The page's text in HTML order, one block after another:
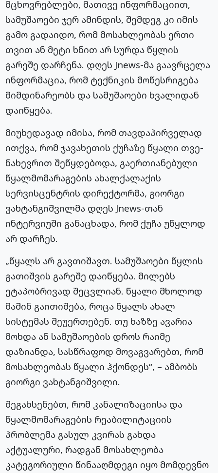
მცხოვრებლები, მათივე ინფორმაციით,
სამუშაოები ჯერ ამინდის, შემდეგ კი იმის
გამო გადაიდო, რომ მოსახლეობას ერთი
თვით ან მეტი ხნით არ სურდა წყლის
გარეშე დარჩენა. დღეს Jnews-მა გაავრცელა
ინფორმაცია, რომ ტექნიკის მოწესრიგება
მიმდინარეობს და სამუშაოები ხვალიდან
დაიწყება.
მიუხედავად იმისა, რომ თავდაპირველად
ითქვა, რომ ჯავახეთის ქუჩაზე წყალი თვე-
ნახევრით შეწყდებოდა, გაერთიანებული
წყალმომარაგების ახალქალაქის
სერვისცენტრის დირექტორმა, გიორგი
ვახტანგიშვილმა დღეს Jnews-თან
ინტერვიუში განაცხადა, რომ ქუჩა უწყლოდ
არ დარჩეს.
„წყალს არ გავთიშავთ. სამუშაოები წყლის
გათიშვის გარეშე დაიწყება. მილებს
ეტაპობრივად შეცვლიან. წყალი მხოლოდ
მაშინ გაითიშება, როცა წყალს ახალ
სისტემას შეუერთებენ. თუ ხაზზე ავარია
მოხდა ან სამუშაოების დროს რაიმე
დაზიანდა, სასწრაფოდ მოვაგვარებთ, რომ
მოსახლეობას წყალი ჰქონდეს“, – ამბობს
გიორგი ვახტანგიშვილი.
შეგახსენებთ, რომ კანალიზაციისა და
წყალმომარაგების რეაბილიტაციის
პრობლემა გასულ კვირას გახდა
აქტუალური, რადგან მოსახლეობა
კატეგორიული წინააღმდეგი იყო მომდევნო